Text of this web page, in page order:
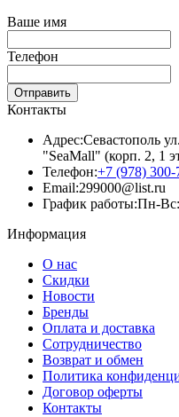
Ваше имя
Телефон
Отправить
Контакты
Адрес:Севастополь
"SeaMall" (корп. 2, 1
Телефон:+7 (978) 300-
Email:299000@list.ru
График работы:Пн-Вс:
Информация
О нас
Скидки
Новости
Бренды
Оплата и доставка
Сотрудничество
Возврат и обмен
Политика
Договор оферты
Контакты